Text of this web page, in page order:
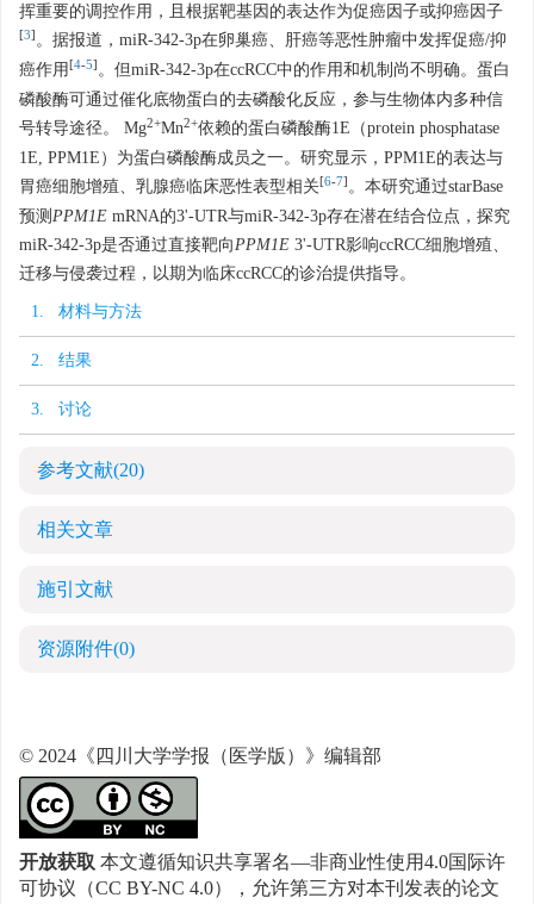
挥重要的调控作用，且根据靶基因的表达作为促癌因子或抑癌因子
[3] 。据报道，miR-342-3p在卵巢癌、肝癌等恶性肿瘤中发挥促癌/抑
癌作用 [4-5] 。但miR-342-3p在ccRCC中的作用和机制尚不明确。蛋白
磷酸酶可通过催化底物蛋白的去磷酸化反应，参与生物体内多种信
号转导途径。 Mg2+Mn2+依赖的蛋白磷酸酶1E（protein phosphatase
1E, PPM1E）为蛋白磷酸酶成员之一。研究显示，PPM1E的表达与
胃癌细胞增殖、乳腺癌临床恶性表型相关[6-7] 。本研究通过starBase
预测PPM1E mRNA的3'-UTR与miR-342-3p存在潜在结合位点，探究
miR-342-3p是否通过直接靶向PPM1E 3'-UTR影响ccRCC细胞增殖、
迁移与侵袭过程，以期为临床ccRCC的诊治提供指导。
1. 材料与方法
2. 结果
3. 讨论
参考文献(20)
相关文章
施引文献
资源附件(0)
© 2024《四川大学学报（医学版）》编辑部
开放获取本文遵循知识共享署名—非商业性使用4.0国际许
可协议（CC BY-NC 4.0），允许第三方对本刊发表的论文